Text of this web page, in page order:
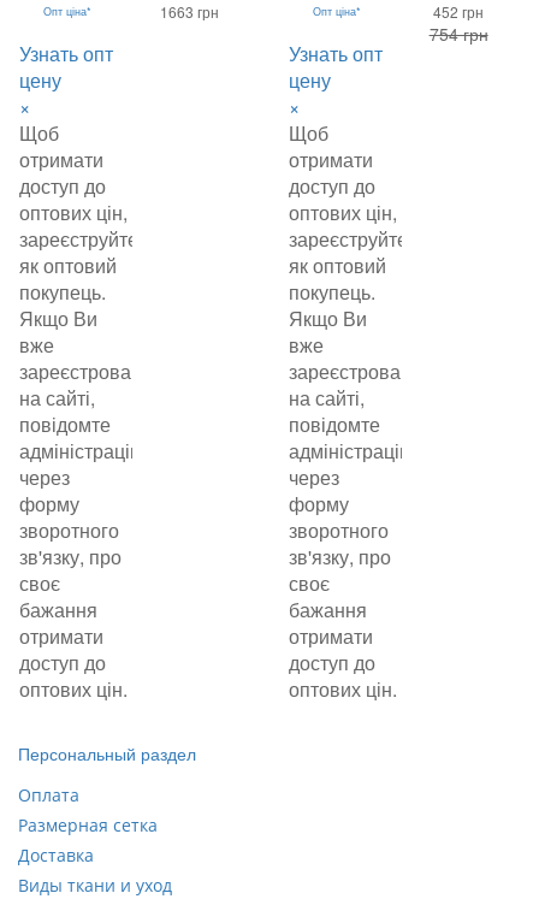
Опт ціна*
Узнать опт
цену
×
Щоб
отримати
доступ до
оптових цін,
зареєструйтеся
як оптовий
покупець.
Якщо Ви
вже
зареєстровані
на сайті,
повідомте
адміністрацію
через
форму
зворотного
зв'язку, про
своє
бажання
отримати
доступ до
оптових цін.
1663 грн Опт ціна*
Узнать опт
цену
×
Щоб
отримати
доступ до
оптових цін,
зареєструйтеся
як оптовий
покупець.
Якщо Ви
вже
зареєстровані
на сайті,
повідомте
адміністрацію
через
форму
зворотного
зв'язку, про
своє
бажання
отримати
доступ до
оптових цін.
452 грн
754 грн
Персональный раздел
Оплата
Размерная сетка
Доставка
Виды ткани и уход